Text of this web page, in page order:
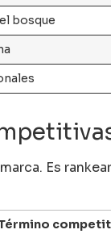
bosque
Es